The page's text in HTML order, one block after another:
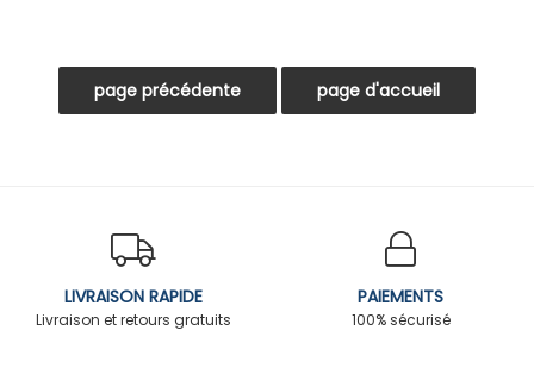
LIVRAISON RAPIDE
Livraison et retours gratuits
PAIEMENTS
100% sécurisé